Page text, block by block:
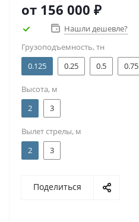
от 156 000 ₽
Нашли дешевле?
Грузоподъемность, тн
0.125
0.25 0.5 0.75
Высота, м
2
3
Вылет стрелы, м
2
3
Поделиться